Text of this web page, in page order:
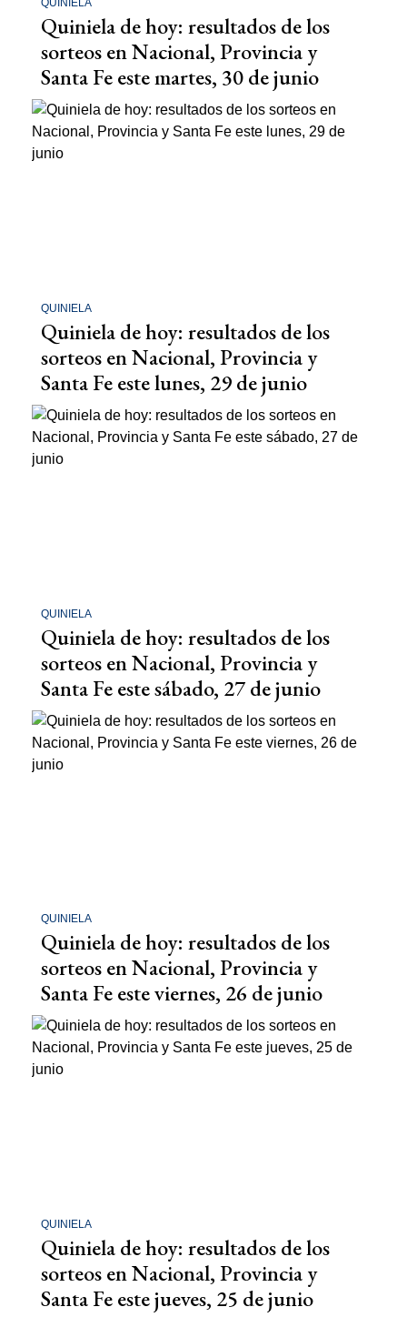
QUINIELA
Quiniela de hoy: resultados de los
sorteos en Nacional, Provincia y
Santa Fe este martes, 30 de junio
QUINIELA
Quiniela de hoy: resultados de los
sorteos en Nacional, Provincia y
Santa Fe este lunes, 29 de junio
QUINIELA
Quiniela de hoy: resultados de los
sorteos en Nacional, Provincia y
Santa Fe este sábado, 27 de junio
QUINIELA
Quiniela de hoy: resultados de los
sorteos en Nacional, Provincia y
Santa Fe este viernes, 26 de junio
QUINIELA
Quiniela de hoy: resultados de los
sorteos en Nacional, Provincia y
Santa Fe este jueves, 25 de junio